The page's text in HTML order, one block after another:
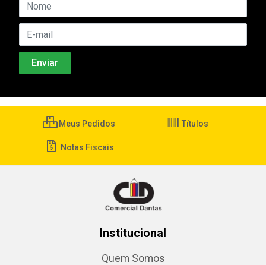
Meus Pedidos Títulos
Notas Fiscais
Institucional
Quem Somos